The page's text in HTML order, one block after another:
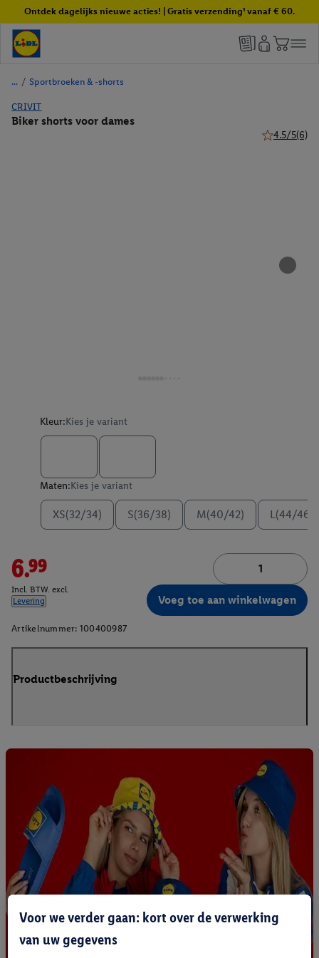
Ontdek dagelijks nieuwe acties! | Gratis verzending¹ vanaf € 60.
/ Sportbroeken & -shorts
CRIVIT
Biker shorts voor dames
4.5/5(6)
Kleur:Kies je variant
Maten:Kies je variant
XS(32/34) S(36/38) M(40/42) L(44/46)
6.99
Incl. BTW. excl.
Levering
Voeg toe aan winkelwagen
Artikelnummer: 100400987
Productbeschrijving
Voor we verder gaan: kort over de verwerking
van uw gegevens